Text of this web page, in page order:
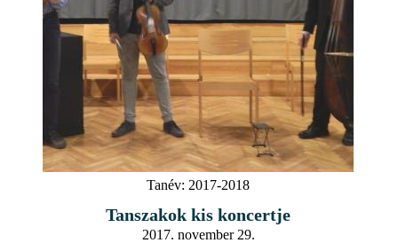
Tanév: 2017-2018
Tanszakok kis koncertje
2017. november 29.